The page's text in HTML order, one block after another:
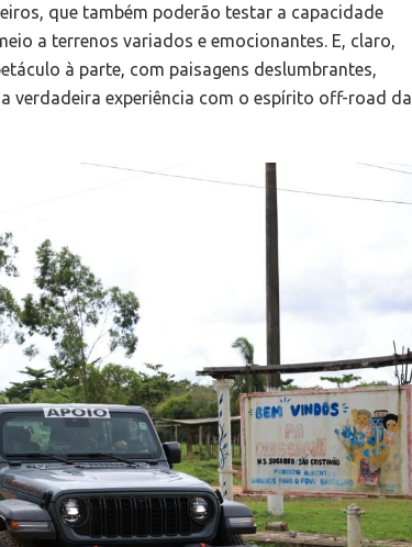
que também poderão testar a capacidade
a terrenos variados e emocionantes. E, claro,
à parte, com paisagens deslumbrantes,
verdadeira experiência com o espírito off-road da